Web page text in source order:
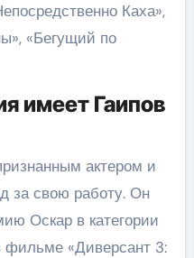
Каха»,
«Бегущий по
имеет Гаипов
актером и
за свою работу. Он
Оскар в категории
фильме «Диверсант 3: